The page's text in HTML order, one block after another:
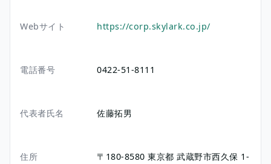
Webサイト https://corp.skylark.co.jp/
電話番号 0422-51-8111
代表者氏名 佐藤拓男
住所 〒180-8580東京都武蔵野市西久保 1-